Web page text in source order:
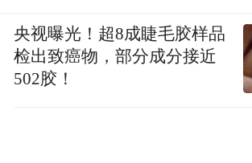
央视曝光！超8成睫毛胶样品
检出致癌物，部分成分接近
502胶！